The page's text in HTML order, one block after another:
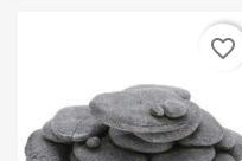
favorite_border